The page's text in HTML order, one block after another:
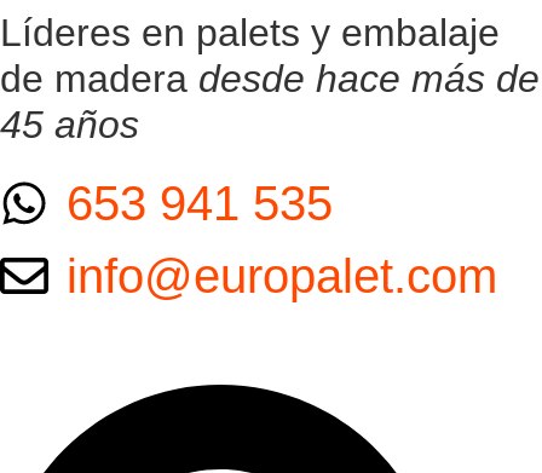
Ir
al
contenido
Líderes en palets y embalaje
de madera desde hace más de
45 años
653 941 535
info@europalet.com
Search